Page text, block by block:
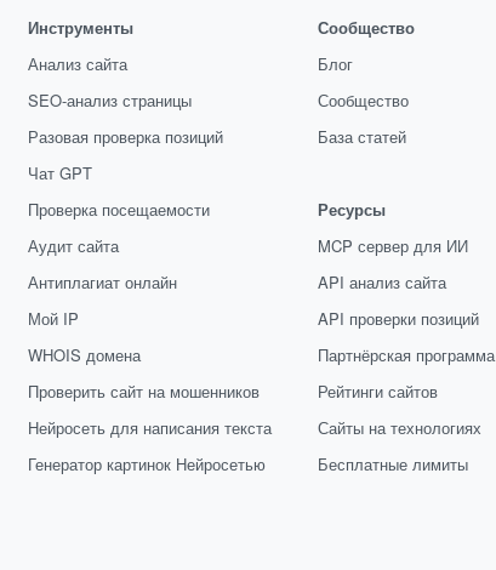
Инструменты
Анализ сайта
SEO-анализ страницы
Разовая проверка позиций
Чат GPT
Проверка посещаемости
Аудит сайта
Антиплагиат онлайн
Мой IP
WHOIS домена
Проверить сайт на мошенников
Нейросеть для написания текста
Генератор картинок Нейросетью
Сообщество
Блог
Сообщество
База статей
Ресурсы
MCP сервер для ИИ
API анализ сайта
API проверки позиций
Партнёрская программа
Рейтинги сайтов
Сайты на технологиях
Бесплатные лимиты